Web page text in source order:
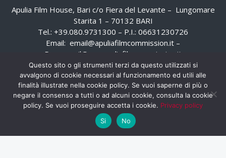
Apulia Film House, Bari c/o Fiera del Levante – Lungomare
Starita 1 – 70132 BARI
Tel.: +39.080.9731300 – P.I.: 06631230726
Email: email@apuliafilmcommission.it –
Pec:
email@pec.apuliafilmcommission.it
Questo sito o gli strumenti terzi da questo utilizzati si
avvalgono di cookie necessari al funzionamento ed utili alle
finalità illustrate nella cookie policy. Se vuoi saperne di più o
negare il consenso a tutti o ad alcuni cookie, consulta la cookie
policy. Se vuoi proseguire accetta i cookie. Privacy policy
Si
No